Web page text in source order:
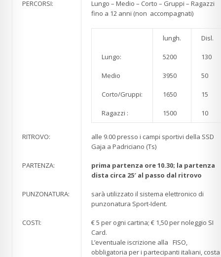
PERCORSI:
Lungo – Medio – Corto – Gruppi – Ragazzi
fino a 12 anni (non accompagnati)
lungh. Disl.
Lungo: 5200 130
Medio 3950 50
Corto/Gruppi: 1650 15
Ragazzi : 1500 10
RITROVO:
alle 9.00 presso i campi sportivi della SSD
Gaja a Padriciano (Ts)
PARTENZA:
prima partenza ore 10.30; la partenza
dista circa 25′ al passo dal ritrovo
PUNZONATURA:
sarà utilizzato il sistema elettronico di
punzonatura Sport-Ident.
COSTI:
€ 5 per ogni cartina; € 1,50 per noleggio SI
Card.
L’eventuale iscrizione alla FISO,
obbligatoria per i partecipanti italiani, costa